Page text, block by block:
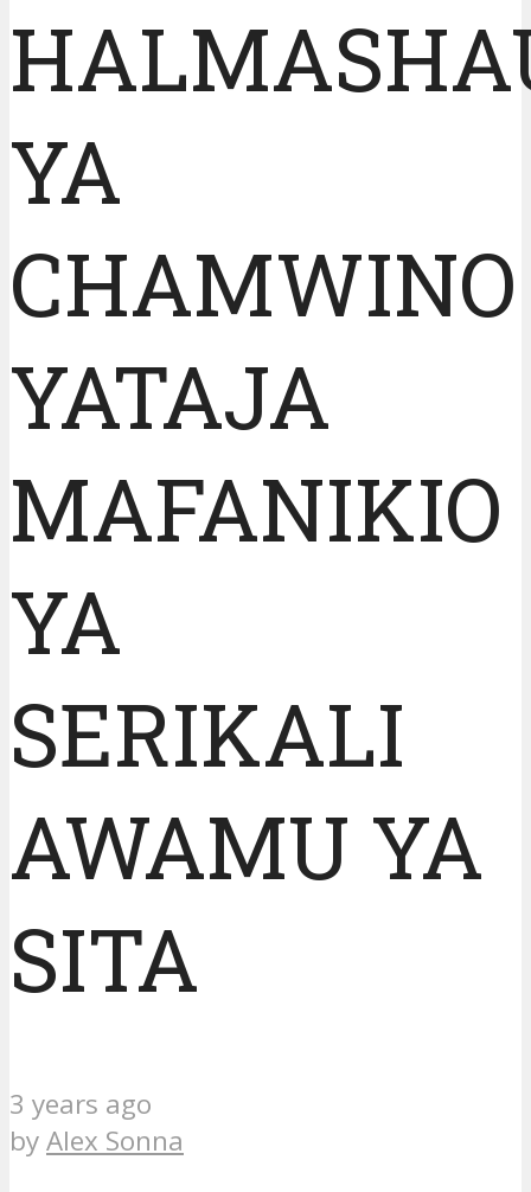
YA
CHAMWINO
YATAJA
MAFANIKIO
YA
SERIKALI
AWAMU YA
SITA
3 years ago
byAlex Sonna